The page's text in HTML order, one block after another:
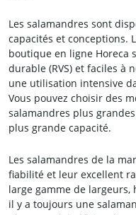
Les salamandres sont
capacités et conceptions.
boutique en ligne Horeca
durable (RVS) et faciles à
une utilisation intensive
Vous pouvez choisir des
salamandres plus
plus grande capacité.
Les salamandres de la
fiabilité et leur excellent
large gamme de
il y a toujours une